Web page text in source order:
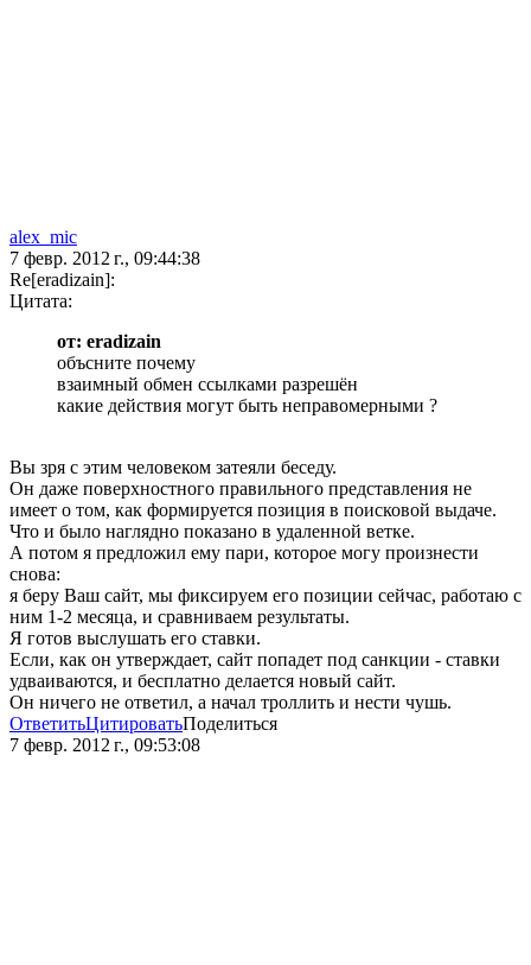
alex_mic
7 февр. 2012 г., 09:44:38
Re[eradizain]:
Цитата:
от: eradizain
объсните почему
взаимный обмен ссылками разрешён
какие действия могут быть неправомерными ?
Вы зря с этим человеком затеяли беседу.
Он даже поверхностного правильного представления не
имеет о том, как формируется позиция в поисковой выдаче.
Что и было наглядно показано в удаленной ветке.
А потом я предложил ему пари, которое могу произнести
снова:
я беру Ваш сайт, мы фиксируем его позиции сейчас, работаю с
ним 1-2 месяца, и сравниваем результаты.
Я готов выслушать его ставки.
Если, как он утверждает, сайт попадет под санкции - ставки
удваиваются, и бесплатно делается новый сайт.
Он ничего не ответил, а начал троллить и нести чушь.
ОтветитьЦитироватьПоделиться
7 февр. 2012 г., 09:53:08